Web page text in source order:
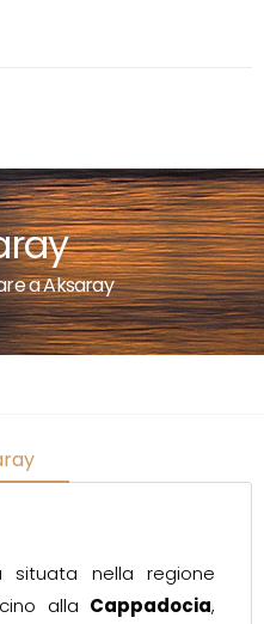
menu
a Aksaray
situata nella regione
alla Cappadocia,